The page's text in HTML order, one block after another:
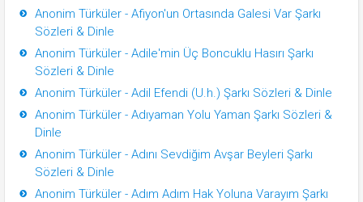
Anonim Türküler - Afiyon'un Ortasında Galesi Var Şarkı
Sözleri & Dinle
Anonim Türküler - Adile'min Üç Boncuklu Hasırı Şarkı
Sözleri & Dinle
Anonim Türküler - Adil Efendi (U.h.) Şarkı Sözleri & Dinle
Anonim Türküler - Adıyaman Yolu Yaman Şarkı Sözleri &
Dinle
Anonim Türküler - Adını Sevdiğim Avşar Beyleri Şarkı
Sözleri & Dinle
Anonim Türküler - Adım Adım Hak Yoluna Varayım Şarkı